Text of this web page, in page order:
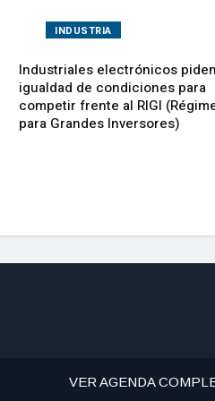
INDUSTRIA
Industriales electrónicos piden
igualdad de condiciones para
competir frente al RIGI
para Grandes Inversores)
VER AGENDA